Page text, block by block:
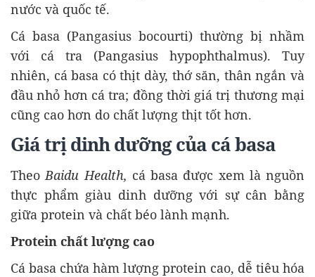
nước và quốc tế.
Cá basa (Pangasius bocourti) thường bị nhầm
với cá tra (Pangasius hypophthalmus). Tuy
nhiên, cá basa có thịt dày, thớ săn, thân ngắn và
đầu nhỏ hơn cá tra; đồng thời giá trị thương mại
cũng cao hơn do chất lượng thịt tốt hơn.
Giá trị dinh dưỡng của cá basa
TheoBaidu Health, cá basa được xem là nguồn
thực phẩm giàu dinh dưỡng với sự cân bằng
giữa protein và chất béo lành mạnh.
Protein chất lượng cao
Cá basa chứa hàm lượng protein cao, dễ tiêu hóa